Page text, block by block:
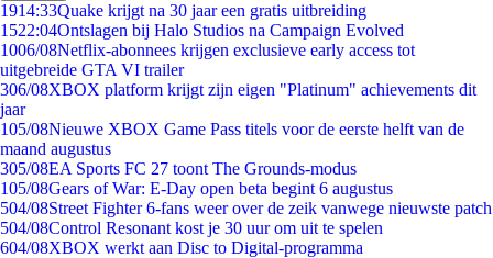
1914:33Quake krijgt na 30 jaar een gratis uitbreiding
1522:04Ontslagen bij Halo Studios na Campaign Evolved
1006/08Netflix-abonnees krijgen exclusieve early access tot
uitgebreide GTA VI trailer
306/08XBOX platform krijgt zijn eigen "Platinum" achievements dit
jaar
105/08Nieuwe XBOX Game Pass titels voor de eerste helft van de
maand augustus
305/08EA Sports FC 27 toont The Grounds-modus
105/08Gears of War: E-Day open beta begint 6 augustus
504/08Street Fighter 6-fans weer over de zeik vanwege nieuwste patch
504/08Control Resonant kost je 30 uur om uit te spelen
604/08XBOX werkt aan Disc to Digital-programma